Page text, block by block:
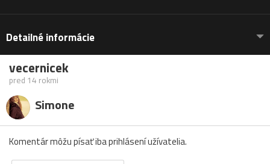
Detailné informácie
vecernicek
pred 14 rokmi
Simone
Komentár môžu písať iba prihlásení užívatelia.